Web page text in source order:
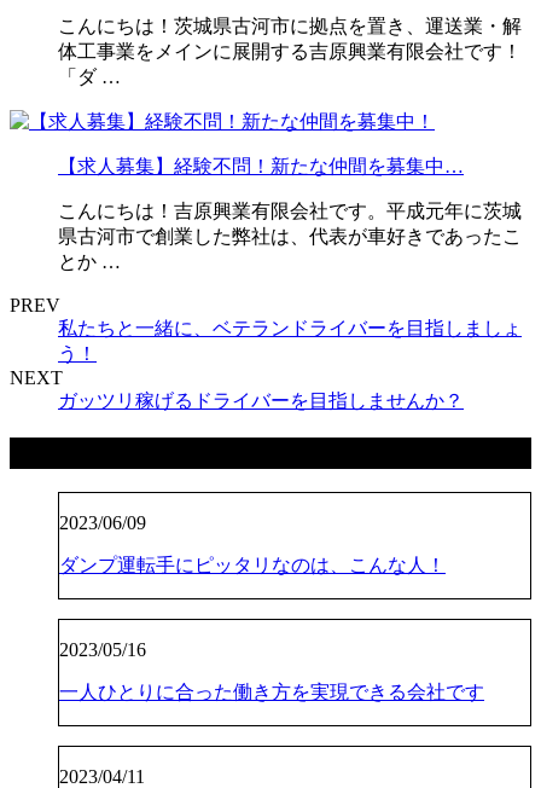
こんにちは！茨城県古河市に拠点を置き、運送業・解
体工事業をメインに展開する吉原興業有限会社です！
「ダ …
【求人募集】経験不問！新たな仲間を募集中…
こんにちは！吉原興業有限会社です。平成元年に茨城
県古河市で創業した弊社は、代表が車好きであったこ
とか …
PREV
私たちと一緒に、ベテランドライバーを目指しましょ
う！
NEXT
ガッツリ稼げるドライバーを目指しませんか？
2023/06/09
ダンプ運転手にピッタリなのは、こんな人！
2023/05/16
一人ひとりに合った働き方を実現できる会社です
2023/04/11